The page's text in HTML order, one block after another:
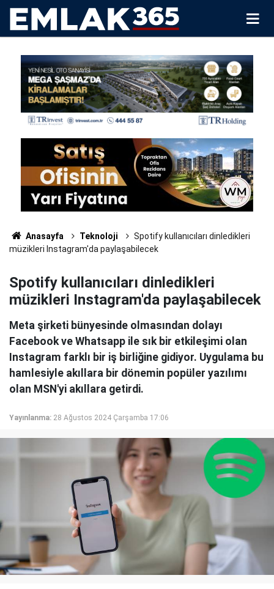
Anasayfa Teknoloji
Spotify kullanıcıları dinledikleri
müzikleri Instagram'da paylaşabilecek
Spotify kullanıcıları dinledikleri
müzikleri Instagram'da paylaşabilecek
Meta şirketi bünyesinde olmasından dolayı
Facebook ve Whatsapp ile sık bir etkileşimi olan
Instagram farklı bir iş birliğine gidiyor. Uygulama bu
hamlesiyle akıllara bir dönemin popüler yazılımı
olan MSN'yi akıllara getirdi.
Yayınlanma: 28 Ağustos 2024 Çarşamba 17:06